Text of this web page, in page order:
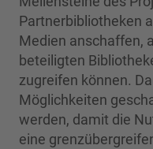
Partnerbibliotheken
Medien anschaffen,
beteiligten
zugreifen können.
Möglichkeiten
werden, damit die
eine